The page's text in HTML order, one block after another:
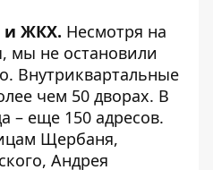
и ЖКХ. Несмотря на
мы не остановили
Внутриквартальные
чем 50 дворах. В
– еще 150 адресов.
Щербаня,
Андрея